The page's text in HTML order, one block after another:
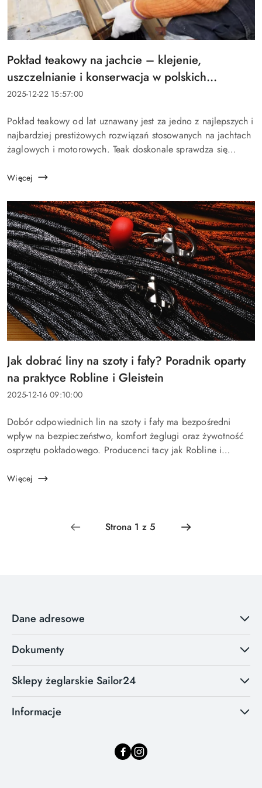
Tytuł
Pokład teakowy na jachcie – klejenie,
uszczelnianie i konserwacja w polskich
warunkachv
Data
2025-12-22 15:57:00
Treść
artykułu:
Pokład teakowy od lat uznawany jest za jedno z najlepszych i
najbardziej prestiżowych rozwiązań stosowanych na jachtach
żaglowych i motorowych. Teak doskonale sprawdza się
Szczecińskim, gdzie jednos...
Więcej
Tytuł
artykułu:
Jak dobrać liny na szoty i fały? Poradnik oparty
na praktyce Robline i Gleistein
Data
2025-12-16 09:10:00
Treść
artykułu:
Dobór odpowiednich lin na szoty i fały ma bezpośredni
wpływ na bezpieczeństwo, komfort żeglugi oraz żywotność
osprzętu pokładowego. Producenci tacy jak Robline i
obciążeniowych, doświadczeniu żeglarz...
Więcej
Dane adresowe
Dokumenty
Sklepy żeglarskie Sailor24
Informacje